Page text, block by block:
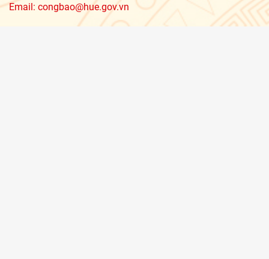
Email: congbao@hue.gov.vn